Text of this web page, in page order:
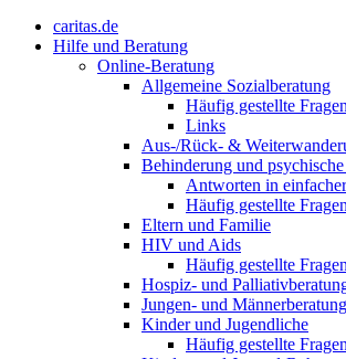
caritas.de
Hilfe und Beratung
Online-Beratung
Allgemeine Sozialberatung
Häufig gestellte Fragen
Links
Aus-/Rück- &
Behinderung und
Antworten in
Häufig gestellte Fragen
Eltern und Familie
HIV und Aids
Häufig gestellte Fragen
Hospiz- und
Jungen- und Männerberatung
Kinder und Jugendliche
Häufig gestellte Fragen